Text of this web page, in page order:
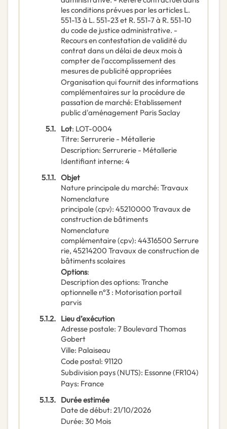
les conditions prévues par les articles L.
551-13 à L. 551-23 et R. 551-7 à R. 551-10
du code de justice administrative. -
Recours en contestation de validité du
contrat dans un délai de deux mois à
compter de l'accomplissement des
mesures de publicité appropriées
Organisation qui fournit des informations
complémentaires sur la procédure de
passation de marché: Etablissement
public d'aménagement Paris Saclay
5.1. Lot: LOT-0004
Titre: Serrurerie - Métallerie
Description: Serrurerie - Métallerie
Identifiant interne: 4
5.1.1. Objet
Nature principale du marché: Travaux
Nomenclature
principale(cpv): 45210000 Travaux de
construction de bâtiments
Nomenclature
complémentaire(cpv): 44316500 Serrure
rie, 45214200 Travaux de construction de
bâtiments scolaires
Options:
Description des options: Tranche
optionnelle n°3 : Motorisation portail
parvis
5.1.2. Lieu d’exécution
Adresse postale: 7 Boulevard Thomas
Gobert
Ville: Palaiseau
Code postal: 91120
Subdivision pays (NUTS): Essonne(FR104)
Pays: France
5.1.3. Durée estimée
Date de début: 21/10/2026
Durée: 30 Mois